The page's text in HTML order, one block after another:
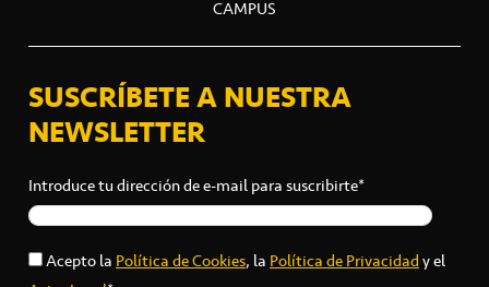
CAMPUS
SUSCRÍBETE A NUESTRA
NEWSLETTER
Introduce tu dirección de e-mail para suscribirte*
Acepto la Política de Cookies, la Política de Privacidady el